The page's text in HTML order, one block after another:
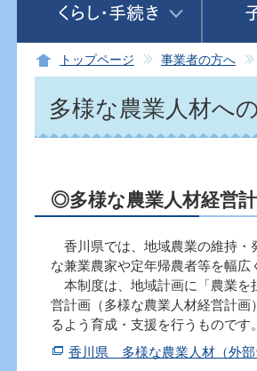
トップページ 事業者の方へ
多様な農業人材へ
◎多様な農業人材経営計
香川県では、地域農業の維持・
な兼業農家や定年帰農者等を幅広
本制度は、地域計画に「農業を
営計画（多様な農業人材経営計
るよう育成・支援を行うものです。
香川県 多様な農業人材（外部